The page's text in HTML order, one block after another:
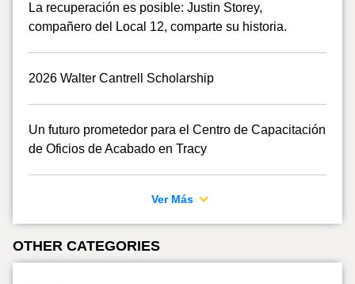
La recuperación es posible: Justin Storey,
compañero del Local 12, comparte su historia.
2026 Walter Cantrell Scholarship
Un futuro prometedor para el Centro de Capacitación
de Oficios de Acabado en Tracy
Ver Más
OTHER CATEGORIES